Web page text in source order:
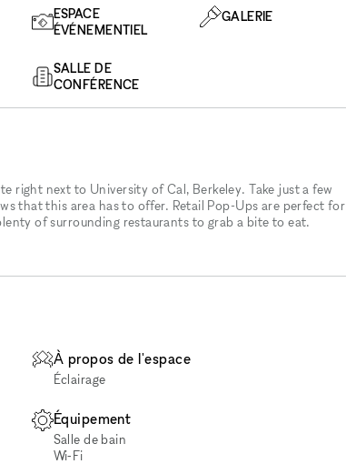
ESPACE
ÉVÉNEMENTIEL
GALERIE
SALLE DE
CONFÉRENCE
right next to University of Cal, Berkeley. Take just a few
that this area has to offer. Retail Pop-Ups are perfect for
of surrounding restaurants to grab a bite to eat.
À propos de l'espace
Éclairage
Équipement
Salle de bain
Wi‑Fi